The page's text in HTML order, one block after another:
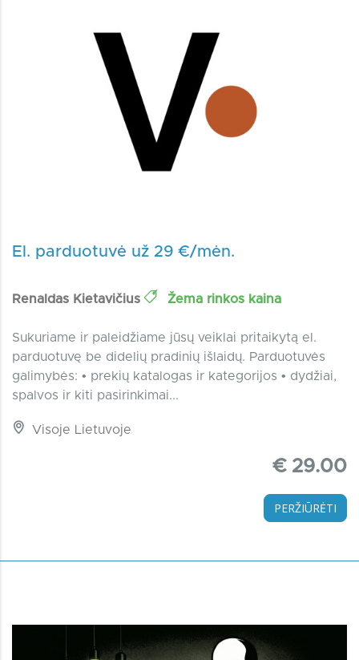
El. parduotuvė už 29 €/mėn.
Renaldas Kietavičius Žema rinkos kaina
Sukuriame ir paleidžiame jūsų veiklai pritaikytą el.
parduotuvę be didelių pradinių išlaidų. Parduotuvės
galimybės: • prekių katalogas ir kategorijos • dydžiai,
spalvos ir kiti pasirinkimai...
Visoje Lietuvoje
€ 29.00
PERŽIŪRĖTI